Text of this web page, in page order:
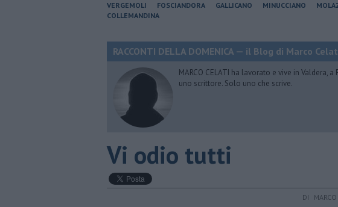
VERGEMOLI
FOSCIANDORA GALLICANO MINUCCIANO
COLLEMANDINA
RACCONTI DELLA DOMENICA — il Blog di Marco
MARCO CELATI ha lavorato e vive in Valdera,
uno scrittore. Solo uno che scrive.
Vi odio tutti
DI